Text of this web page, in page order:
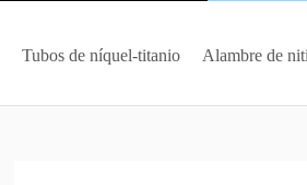
Tubos de níquel-titanio Alambre de